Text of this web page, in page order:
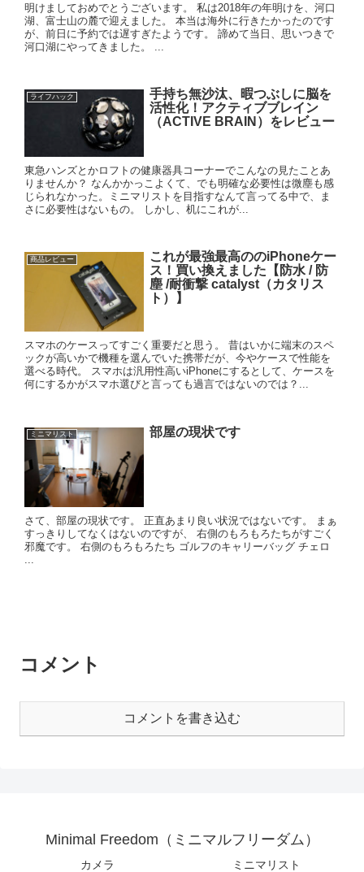
明けましておめでとうございます。 私は2018年の年明けを、河口
湖、富士山の麓で迎えました。 本当は海外に行きたかったのです
が、前日に予約では遅すぎたようです。 諦めて当日、思いつきで
河口湖にやってきました。 ...
ライフハック
手持ち無沙汰、暇つぶしに脳を
活性化！アクティブブレイン
（ACTIVE BRAIN）をレビュー
東急ハンズとかロフトの健康器具コーナーでこんなの見たことあ
りませんか？ なんかかっこよくて、でも明確な必要性は微塵も感
じられなかった。ミニマリストを目指すなんて言ってる中で、ま
さに必要性はないもの。 しかし、机にこれが...
商品レビュー
これが最強最高ののiPhoneケー
ス！買い換えました【防水 / 防
塵 /耐衝撃 catalyst（カタリス
ト）】
スマホのケースってすごく重要だと思う。 昔はいかに端末のスペ
ックが高いかで機種を選んでいた携帯だが、今やケースで性能を
選べる時代。 スマホは汎用性高いiPhoneにするとして、ケースを
何にするかがスマホ選びと言っても過言ではないのでは？...
ミニマリスト 部屋の現状です
さて、部屋の現状です。 正直あまり良い状況ではないです。 まぁ
すっきりしてなくはないのですが、 右側のもろもろたちがすごく
邪魔です。 右側のもろもろたち ゴルフのキャリーバッグ チェロ
コメント
コメントを書き込む
Minimal Freedom（ミニマルフリーダム）
カメラ ミニマリスト